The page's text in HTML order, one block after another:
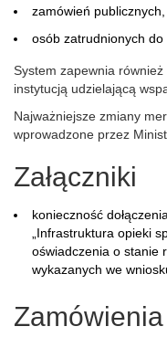
zamówień publicznych,
osób zatrudnionych do
System zapewnia
instytucją udzielającą
Najważniejsze zmiany
wprowadzone przez
Załączniki
konieczność
„Infrastruktura opieki
oświadczenia o stanie
wykazanych we